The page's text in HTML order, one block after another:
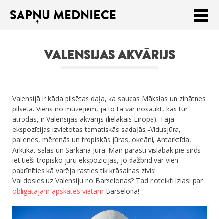
Meklēt:
Sākums
Praktiski ieteikumi
Publikācijas
Par mums
ENGLISH
Veikals
SAPŅU MEDNIECE
VALENSIJAS AKVĀRIJS
Valensijā ir kāda pilsētas daļa, ka saucas Mākslas un zinātnes
pilsēta. Viens no muzejiem, ja to tā var nosaukt, kas tur
atrodas, ir Valensijas akvārijs (lielākais Eiropā). Tajā
ekspozīcijas izvietotas tematiskās sadaļās -Vidusjūra,
palienes, mērenās un tropiskās jūras, okeāni, Antarktīda,
Arktika, salas un Sarkanā jūra. Man parasti vislabāk pie sirds
iet tieši tropisko jūru ekspozīcijas, jo dažbrīd var vien
pabrīnīties kā varēja rasties tik krāsainas zivis!
Vai dosies uz Valensiju no Barselonas? Tad noteikti izlasi par
obligātajām apskates vietām Barselonā!